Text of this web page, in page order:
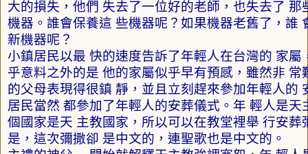
大的損失，他們 失去了一位好的老師，也失去了 那
機器。誰會保養這 些機器呢？如果機器老舊了，誰
新機器呢？
小鎮居民以最 快的速度告訴了年輕人在台灣的 家屬
乎意料之外的是 他的家屬似乎早有預感，雖然非 常
的父母表現得很鎮 靜，並且立刻趕來參加年輕人的
居民當然 都參加了年輕人的安葬儀式。年 輕人是天
個國家是天 主教國家，所以可以在教堂裡舉 行安葬
是，這次彌撒卻 是中文的，連聖歌也是中文的。